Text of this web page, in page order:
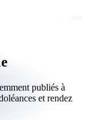
publiés à
et rendez